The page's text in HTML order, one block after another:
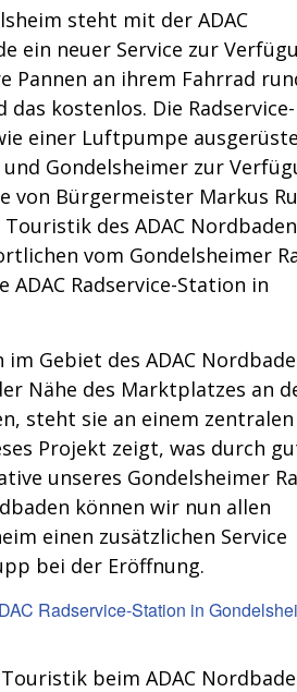
steht mit der ADAC
ein neuer Service zur
Pannen an ihrem Fahrrad
kostenlos. Die Radservice-
einer Luftpumpe
Gondelsheimer zur
von Bürgermeister Markus
des ADAC Nordbaden
vom Gondelsheimer
ADAC Radservice-Station in
im Gebiet des ADAC
Nähe des Marktplatzes an
steht sie an einem zentralen
Projekt zeigt, was durch
unseres Gondelsheimer
können wir nun allen
einen zusätzlichen Service
bei der Eröffnung.
beim ADAC